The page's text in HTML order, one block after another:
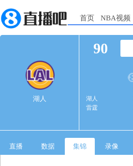
首页 NBA视频
湖人
90
湖人
雷霆
直播 数据 集锦 录像